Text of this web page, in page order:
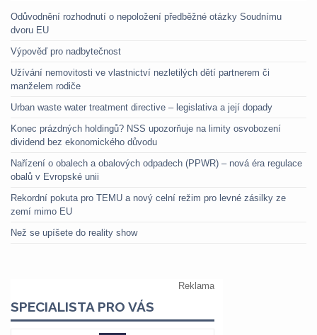
Odůvodnění rozhodnutí o nepoložení předběžné otázky Soudnímu
dvoru EU
Výpověď pro nadbytečnost
Užívání nemovitosti ve vlastnictví nezletilých dětí partnerem či
manželem rodiče
Urban waste water treatment directive – legislativa a její dopady
Konec prázdných holdingů? NSS upozorňuje na limity osvobození
dividend bez ekonomického důvodu
Nařízení o obalech a obalových odpadech (PPWR) – nová éra regulace
obalů v Evropské unii
Rekordní pokuta pro TEMU a nový celní režim pro levné zásilky ze
zemí mimo EU
Než se upíšete do reality show